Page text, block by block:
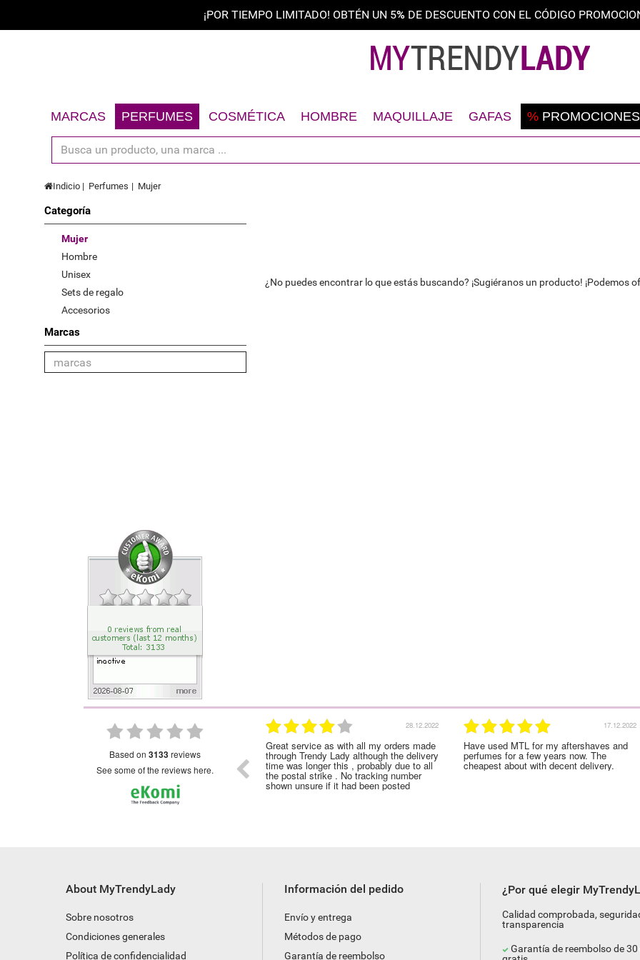
¡POR TIEMPO LIMITADO! OBTÉN UN 5%DE DESCUENTO CON EL CÓDIGO
MARCAS PERFUMES
Mujer
Hombre
Unisex
COSMÉTICA
Rostro
Cuerpo
HOMBRE
Afeitado
Desodorante
MAQUILLAJE
Rostro
Ojos
GAFAS
Gafas de sol
Monturas de gafas
% PROMOCIONES
Indicio Perfumes Mujer
Mejor valorados
Choose your Brand
Categoría
Mujer
Hombre
Unisex
Sets de regalo
Accesorios
Marcas
¿No puedes encontrar lo que estás buscando? ¡Sugiéranos un producto! ¡Podemos
based on 3133reviews
see some of the reviews here.
28.12.2022
Great service as with all my orders made
through Trendy Lady although the delivery
time was longer this , probably due to all
the postal strike . No tracking number
shown unsure if it had been posted
17.12.2022
Have used MTL for my aftershaves and
perfumes for a few years now. The
cheapest about with decent delivery.
About MyTrendyLady
Sobre nosotros
Condiciones generales
Política de confidencialidad
Información del pedido
Envío y entrega
Métodos de pago
Garantía de reembolso
¿Por qué elegir
Calidad comprobada,
transparencia
Garantía de reembolso de 30